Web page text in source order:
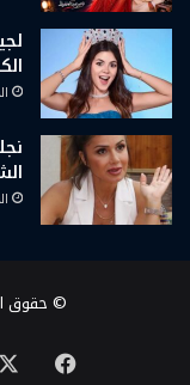
© حقوق النشر 2026،
فيسبوك